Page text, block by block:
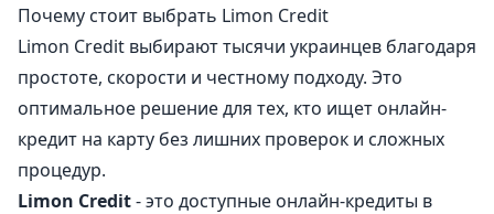
Почему стоит выбрать Limon Credit
Limon Credit выбирают тысячи украинцев благодаря
простоте, скорости и честному подходу. Это
оптимальное решение для тех, кто ищет онлайн-
кредит на карту без лишних проверок и сложных
процедур.
Limon Credit- это доступные онлайн-кредиты в